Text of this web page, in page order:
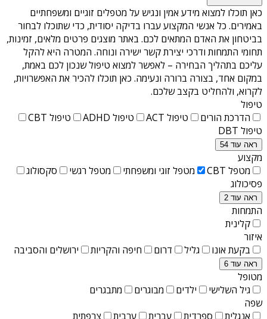
כאן תוכלו למצוא מידע אמין ונגיש על מטפלים זוגיים ומשפחתיים
באמירים. כל אנשי המקצוע עברו בדיקה יסודית, כדי שתוכלו לבחור
בביטחון את האדם המתאים לכם. באתר מוצגים פרטים מלאים, זמינות,
תחומי התמחות ודרכי יצירת קשר ישירה ונוחה. המטרה היא להקל
עליכם בתהליך הבחירה – לאפשר למצוא טיפול שנכון לכם באמת,
במקום אחד, בצורה ברורה ונעימה. כאן תוכלו להכיר את האפשרויות,
לקרוא, ולהחליט בקצב שלכם.
טיפול
הדרכת הורים
טיפול ACT טיפול ADHD
טיפול CBT
טיפול DBT
ראה עוד 54
מקצוע
מטפל CBT
מטפל זוגי ומשפחתי מטפל רגשי
סקסולוג
פסיכולוג
ראה עוד 2
התמחות
קלינית
איזור
בקעת אונו
גליל דרום חיפה והקריות ירושלים והסביבה
ראה עוד 6
מטופל
גיל השלישי
ילדים מבוגרים
מתבגרים
שפה
אנגלית
ספרדית עברית ערבית צרפתית